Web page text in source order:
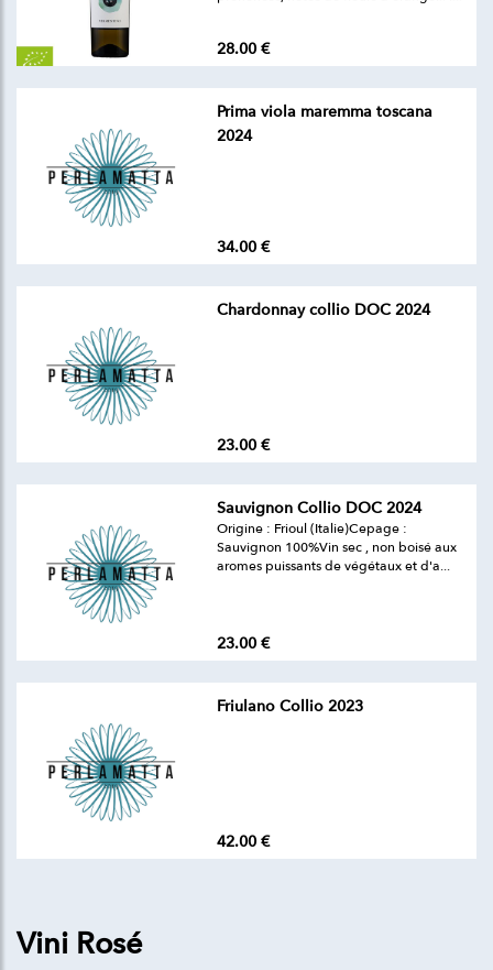
28.00 €
Prima viola maremma toscana
2024
34.00 €
Chardonnay collio DOC 2024
23.00 €
Sauvignon Collio DOC 2024
Origine : Frioul (Italie)Cepage :
Sauvignon 100%Vin sec , non boisé aux
aromes puissants de végétaux et d'a...
23.00 €
Friulano Collio 2023
42.00 €
Vini Rosé